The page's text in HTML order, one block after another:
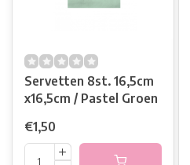
Servetten 8st. 16,5cm
x16,5cm / Pastel Groen
€1,50